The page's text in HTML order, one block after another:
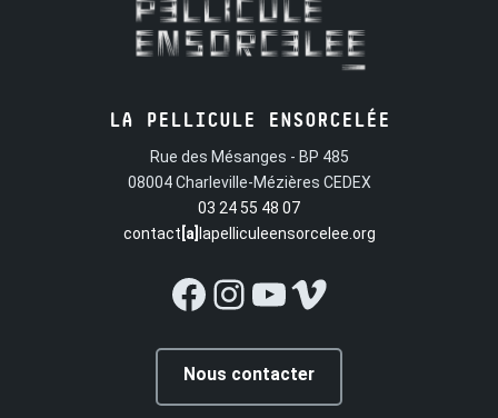
LA PELLICULE ENSORCELÉE
Rue des Mésanges - BP 485
08004 Charleville-Mézières CEDEX
03 24 55 48 07
contact [a] lapelliculeensorcelee.org
Facebook
Instagram
YouTube
Vimeo
Nous contacter